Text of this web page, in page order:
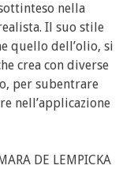
nella
Il suo stile
quello dell’olio, si
crea con diverse
per subentrare
nell’applicazione
DE LEMPICKA